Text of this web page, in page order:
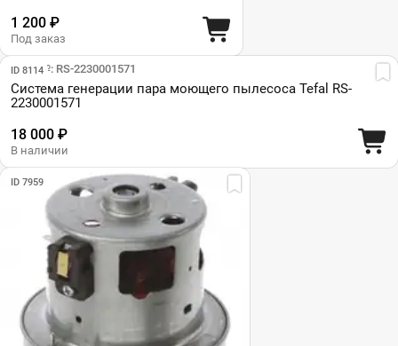
1 200 ₽
Под заказ
ID 8114
Парт №: RS-2230001571
Система генерации пара моющего пылесоса Tefal RS-
2230001571
18 000 ₽
В наличии
ID 7959